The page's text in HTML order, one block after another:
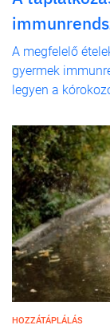
A megfelelő
gyermek
legyen a
HOZZÁTÁPLÁLÁS